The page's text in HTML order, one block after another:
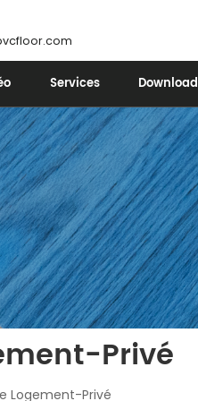
Services Download
Privé
Logement-Privé